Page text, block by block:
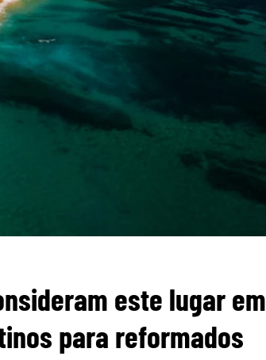
este lugar em
para reformados